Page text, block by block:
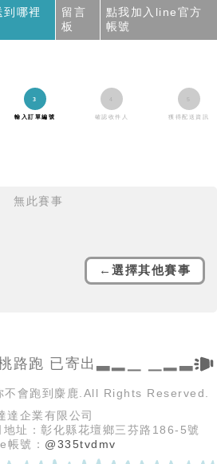
到哪裡
留言
板
點我加入line官方
帳號
輸入訂單編號 確認收件人 獲得配送資訊
無此賽事
←選擇其他賽事
跑 已寄出▃▂▁ ▁▂▃
會跑到麋鹿.All Rights Reserved.
達企業有限公司
址：彰化縣花壇鄉三芬路186-5號
帳號： @335tvdmv